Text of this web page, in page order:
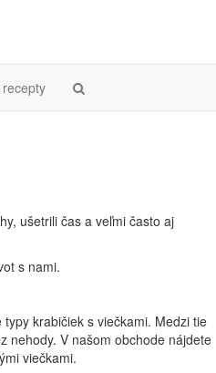
ušetrili čas a veľmi často aj
s nami.
krabičiek s viečkami. Medzi tie
nehody. V našom obchode nájdete
viečkami.